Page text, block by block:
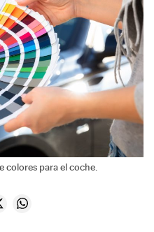
colores para el coche.